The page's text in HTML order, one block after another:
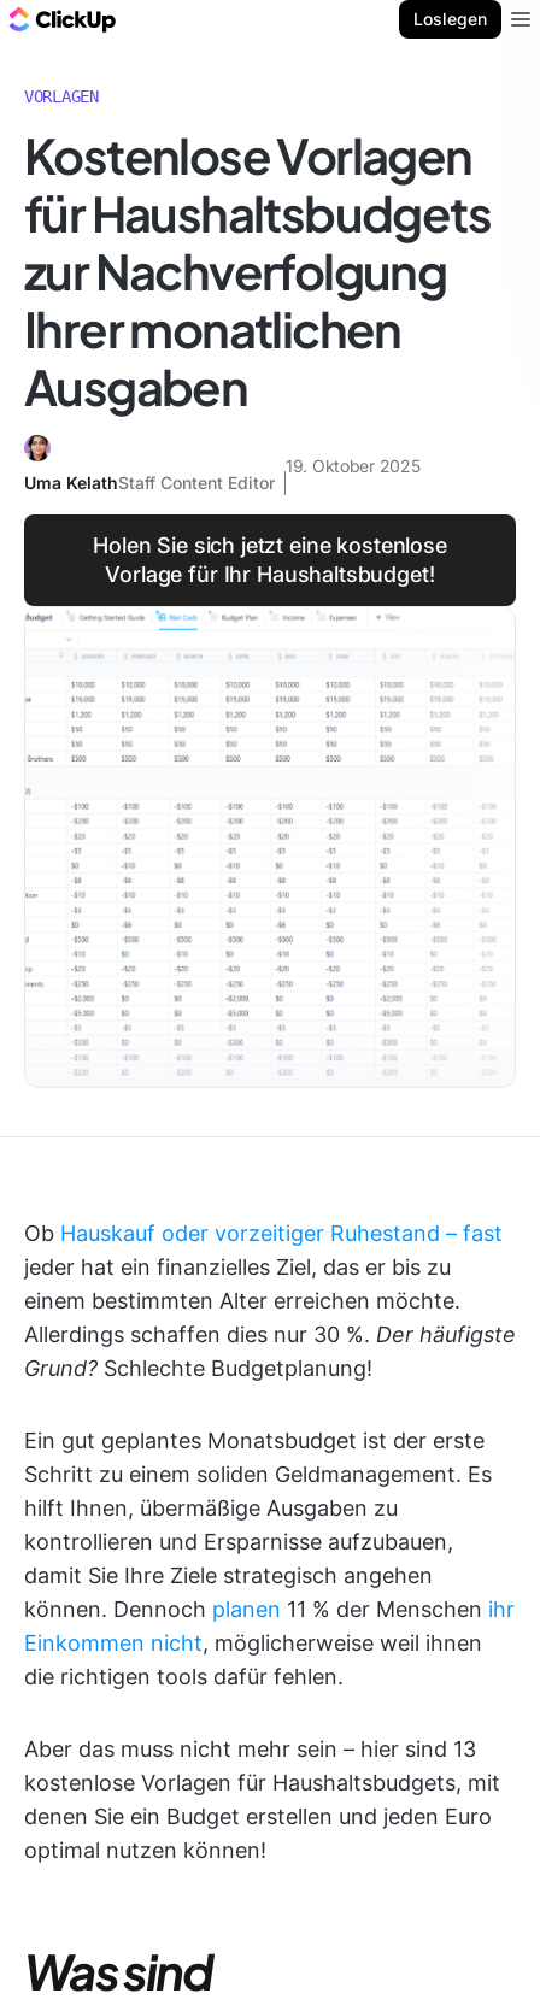
Loslegen
VORLAGEN
Kostenlose Vorlagen
für Haushaltsbudgets
zur Nachverfolgung
Ihrer monatlichen
Ausgaben
Uma KelathStaff Content Editor
19. Oktober 2025
Holen Sie sich jetzt eine kostenlose
Vorlage für Ihr Haushaltsbudget!
Ob Hauskauf oder vorzeitiger Ruhestand – fast
jeder hat ein finanzielles Ziel, das er bis zu
einem bestimmten Alter erreichen möchte.
Allerdings schaffen dies nur 30 %. Der häufigste
Grund? Schlechte Budgetplanung!
Ein gut geplantes Monatsbudget ist der erste
Schritt zu einem soliden Geldmanagement. Es
hilft Ihnen, übermäßige Ausgaben zu
kontrollieren und Ersparnisse aufzubauen,
damit Sie Ihre Ziele strategisch angehen
können. Dennoch planen 11 % der Menschen ihr
Einkommen nicht, möglicherweise weil ihnen
die richtigen tools dafür fehlen.
Aber das muss nicht mehr sein – hier sind 13
kostenlose Vorlagen für Haushaltsbudgets, mit
denen Sie ein Budget erstellen und jeden Euro
optimal nutzen können!
Was sind